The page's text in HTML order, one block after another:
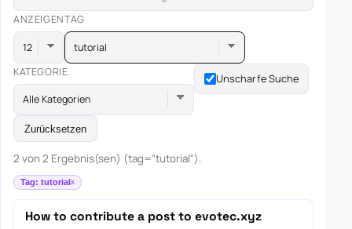
ANZEIGENTAG
tutorial
KATEGORIE
Alle Kategorien
Unscharfe Suche
Zurücksetzen
2 von 2 Ergebnis(sen) (tag="tutorial").
Tag: tutorial
How to contribute a post to evotec.xyz